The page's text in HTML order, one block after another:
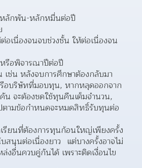
ลักพัน-หลักหมื่นต่อปี
อเนื่องจนจบช่วงชั้น ให้ต่อเนื่องจน
รือพิจารณาปีต่อปี
เช่น หลังจบการศึกษาต้องกลับมา
อบริษัทที่มอบทุน, หากหลุดออกจาก
น จะต้องชดใช้ทุนคืนเต็มจำนวน,
ตามข้อกำหนดจะหมดสิทธิ์รับทุนต่อ
รียนที่ต้องการทุนก้อนใหญ่เพียงครั้ง
สนุนต่อเนื่องยาว แต่บางครั้งอาจไม่
งอื่นควบคู่กันได้ เพราะติดเงื่อนไข